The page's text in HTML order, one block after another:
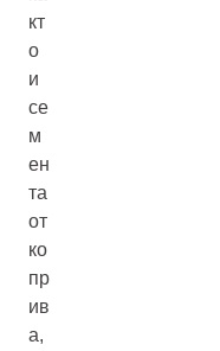
кт
о
и
се
м
ен
та
от
ко
пр
ив
а,